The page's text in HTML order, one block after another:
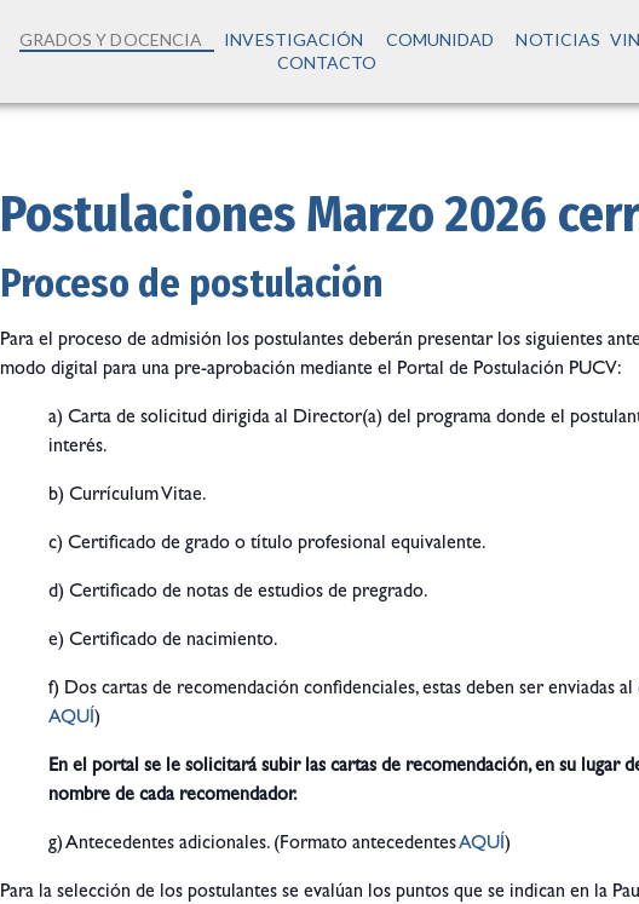
GRADOS Y DOCENCIA INVESTIGACIÓN COMUNIDAD NOTICIAS
CONTACTO
Postulaciones Marzo 2026
Proceso de postulación
Para el proceso de admisión los postulantes deberán presentar los siguientes
modo digital para una pre-aprobación mediante el Portal de Postulación PUCV:
a) Carta de solicitud dirigida al Director(a) del programa donde el
interés.
b) Currículum Vitae.
c) Certificado de grado o título profesional equivalente.
d) Certificado de notas de estudios de pregrado.
e) Certificado de nacimiento.
f) Dos cartas de recomendación confidenciales, estas deben ser enviadas
AQUÍ)
En el portal se le solicitará subir las cartas de recomendación, en su lugar
nombre de cada recomendador.
g) Antecedentes adicionales. (Formato antecedentesAQUÍ)
Para la selección de los postulantes se evalúan los puntos que se indican en la